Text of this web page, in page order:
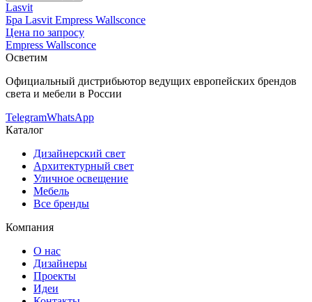
Lasvit
Бра Lasvit Empress Wallsconce
Цена по запросу
Empress Wallsconce
Осветим
Официальный дистрибьютор ведущих европейских брендов
света и мебели в России
TelegramWhatsApp
Каталог
Дизайнерский свет
Архитектурный свет
Уличное освещение
Мебель
Все бренды
Компания
О нас
Дизайнеры
Проекты
Идеи